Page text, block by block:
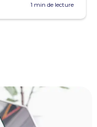
1 min de lecture